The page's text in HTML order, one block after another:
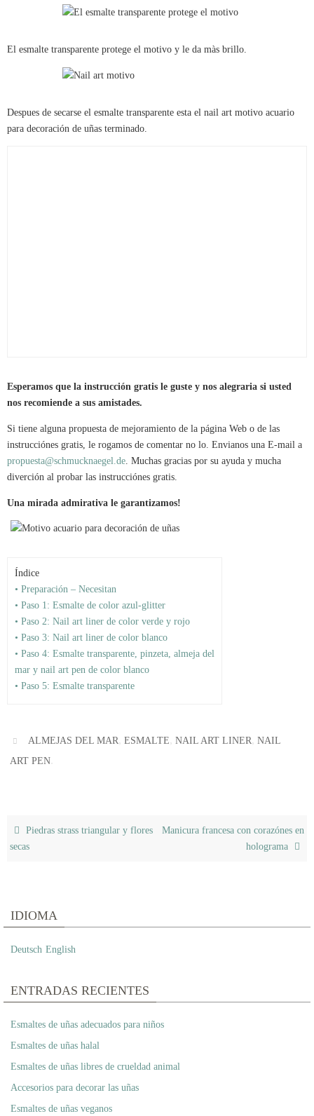
El esmalte transparente protege el motivo y le da màs brillo.
Despues de secarse el esmalte transparente esta el nail art motivo acuario
para decoración de uñas terminado.
Esperamos que la instrucción gratis le guste y nos alegraria si usted
nos recomiende a sus amistades.
Si tiene alguna propuesta de mejoramiento de la página Web o de las
instrucciónes gratis, le rogamos de comentar no lo. Envianos una E-mail a
propuesta@schmucknaegel.de. Muchas gracias por su ayuda y mucha
diverción al probar las instrucciónes gratis.
Una mirada admirativa le garantizamos!
Índice
• Preparación – Necesitan
• Paso 1: Esmalte de color azul-glitter
• Paso 2: Nail art liner de color verde y rojo
• Paso 3: Nail art liner de color blanco
• Paso 4: Esmalte transparente, pinzeta, almeja del
mar y nail art pen de color blanco
• Paso 5: Esmalte transparente
ALMEJAS DEL MAR,ESMALTE,NAIL ART LINER,NAIL
ART PEN
Piedras strass triangular y flores
secas
Manicura francesa con corazónes en
holograma
IDIOMA
Deutsch English
ENTRADAS RECIENTES
Esmaltes de uñas adecuados para niños
Esmaltes de uñas halal
Esmaltes de uñas libres de crueldad animal
Accesorios para decorar las uñas
Esmaltes de uñas veganos